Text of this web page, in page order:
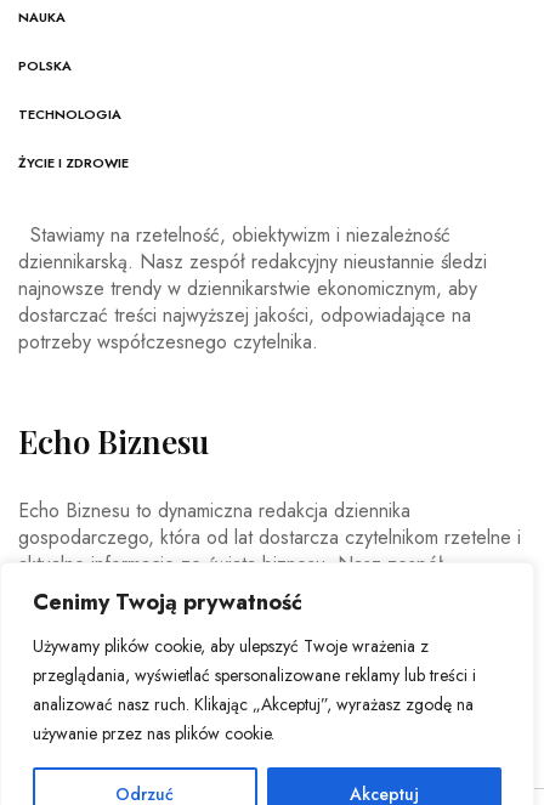
Cenimy Twoją prywatność
Używamy plików cookie, aby ulepszyć Twoje wrażenia z
przeglądania, wyświetlać spersonalizowane reklamy lub treści i
analizować nasz ruch. Klikając „Akceptuj”, wyrażasz zgodę na
używanie przez nas plików cookie.
Odrzuć Akceptuj
NAUKA
POLSKA
TECHNOLOGIA
ŻYCIE I ZDROWIE
Stawiamy na rzetelność, obiektywizm i niezależność
dziennikarską. Nasz zespół redakcyjny nieustannie śledzi
najnowsze trendy w dziennikarstwie ekonomicznym, aby
dostarczać treści najwyższej jakości, odpowiadające na
potrzeby współczesnego czytelnika.
Echo Biznesu
Echo Biznesu to dynamiczna redakcja dziennika
gospodarczego, która od lat dostarcza czytelnikom rzetelne i
aktualne informacje ze świata biznesu. Nasz zespół
doświadczonych dziennikarzy i ekspertów ekonomicznych
codziennie analizuje najważniejsze wydarzenia rynkowe,
trendy gospodarcze oraz decyzje mające wpływ na polską i
światową ekonomię.